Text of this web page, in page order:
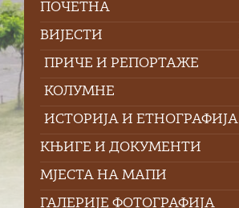
ПOЧЕТНА
ВИЈЕСТИ
ПРИЧЕ И РЕПОРТАЖЕ
КОЛУМНЕ
ИСТОРИЈА И ЕТНОГРАФИЈА
КЊИГЕ И ДОКУМЕНТИ
МЈЕСТА НА МАПИ
ГАЛЕРИЈЕ ФОТОГРАФИЈА